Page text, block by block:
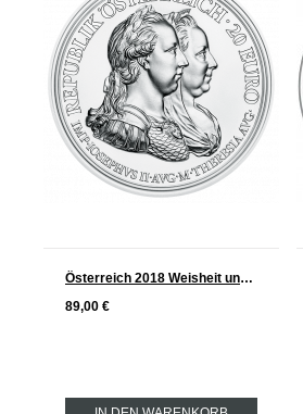
Österreich 2018 Weisheit und Reformen Serie: Maria Theresia Silber 20 €
89,00 €